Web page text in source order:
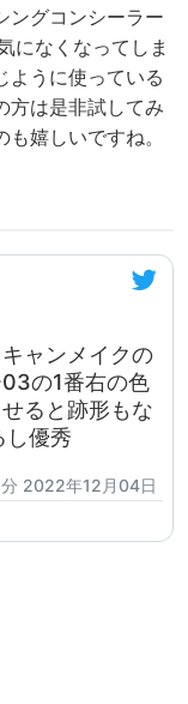
ングコンシーラー
になくなってしま
ように使っている
方は是非試してみ
嬉しいですね。
ャンメイクの
の1番右の色
ると跡形もな
し優秀
2022年12月04日